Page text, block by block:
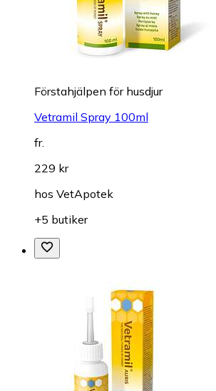
Förstahjälpen för husdjur
Vetramil Spray 100ml
fr.
229 kr
hos VetApotek
+5 butiker